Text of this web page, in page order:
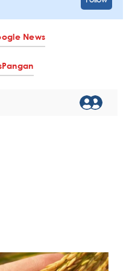
News
Pangan